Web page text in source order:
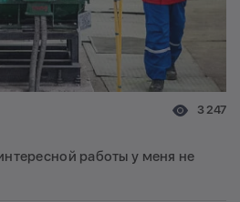
3 247
работы у меня не